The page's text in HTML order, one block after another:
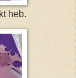
heb.